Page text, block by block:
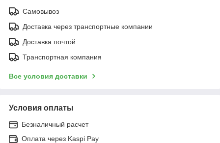
Самовывоз
Доставка через транспортные компании
Доставка почтой
Транспортная компания
Все условия доставки
Условия оплаты
Безналичный расчет
Оплата через Kaspi Pay